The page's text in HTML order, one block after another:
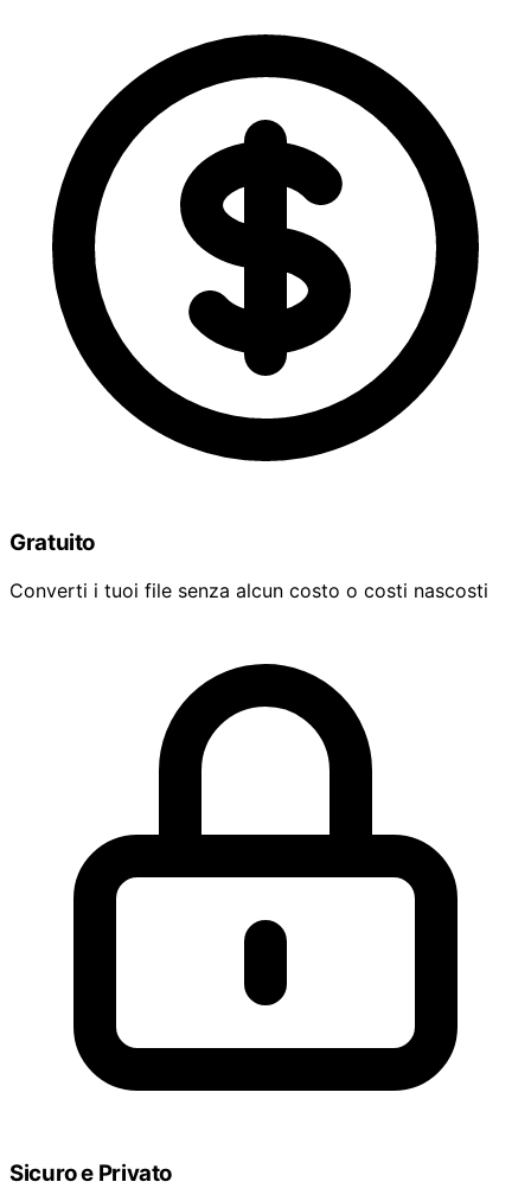
Gratuito
Converti i tuoi file senza alcun costo o costi nascosti
Sicuro e Privato